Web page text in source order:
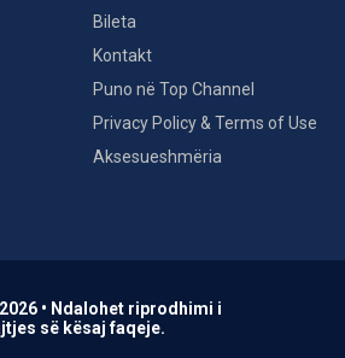
Bileta
Kontakt
Puno në Top Channel
Privacy Policy & Terms of Use
Aksesueshmëria
• Ndalohet riprodhimi i
së kësaj faqeje.